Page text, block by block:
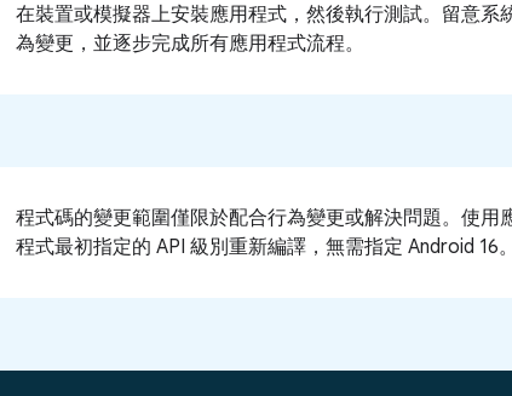
在裝置或模擬器上安裝應用程式，然後執行測試。留意系
為變更，並逐步完成所有應用程式流程。
程式碼的變更範圍僅限於配合行為變更或解決問題。使用
程式最初指定的 API 級別重新編譯，無需指定 Android 16。